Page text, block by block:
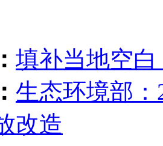
填补当地空
生态环境部
改造